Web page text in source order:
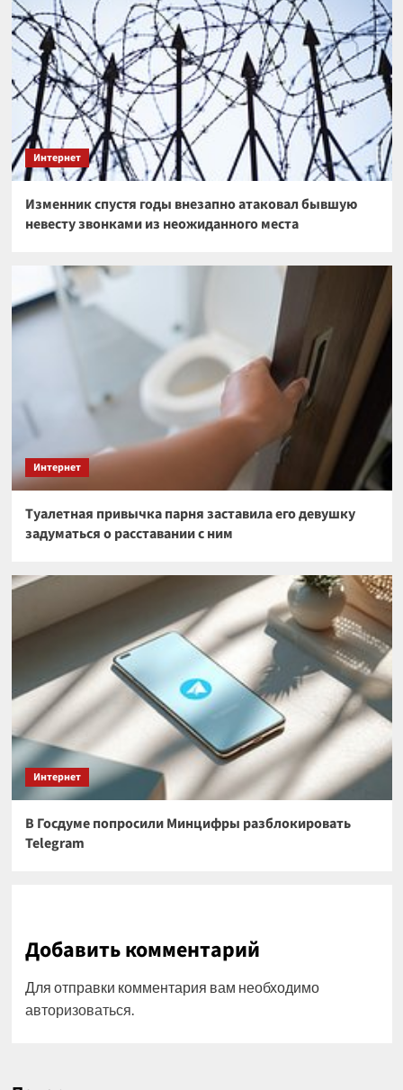
Интернет
Изменник спустя годы внезапно атаковал бывшую
невесту звонками из неожиданного места
Интернет
Туалетная привычка парня заставила его девушку
задуматься о расставании с ним
Интернет
В Госдуме попросили Минцифры разблокировать
Telegram
Добавить комментарий
Для отправки комментария вам необходимо
авторизоваться.